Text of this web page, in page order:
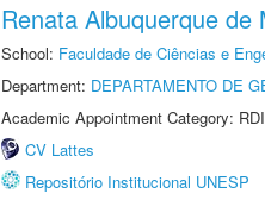
Renata Albuquerque de
School: Faculdade de Ciências e
Department: DEPARTAMENTO DE
Academic Appointment Category:
CV Lattes
Repositório Institucional UNESP